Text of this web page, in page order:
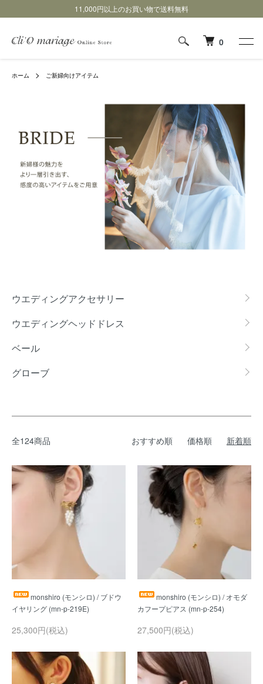
11,000円以上のお買い物で送料無料
0
ホーム ご新婦向けアイテム
カテゴリー一覧
ウエディングアクセサリー
ウエディングヘッドドレス
ベール
グローブ
全124商品 おすすめ順 価格順 新着順
monshiro (モンシロ) / ブドウ
25,300円(税込)
monshiro (モンシロ) / オモダ
27,500円(税込)